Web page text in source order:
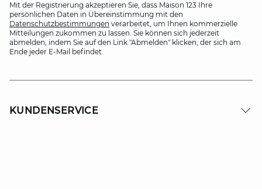
Mit der Registrierung akzeptieren Sie, dass Maison 123 Ihre
persönlichen Daten in Übereinstimmung mit den
Datenschutzbestimmungen verarbeitet, um Ihnen kommerzielle
Mitteilungen zukommen zu lassen. Sie können sich jederzeit
abmelden, indem Sie auf den Link "Abmelden" klicken, der sich am
Ende jeder E-Mail befindet.
KUNDENSERVICE